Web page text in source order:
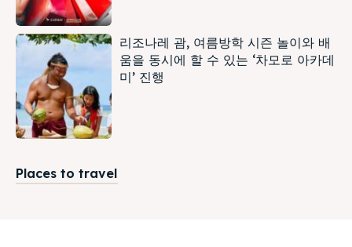
리조나레 괌, 여름방학 시즌 놀이와 배
움을 동시에 할 수 있는 ‘차모로 아카데
미’ 진행
Places to travel